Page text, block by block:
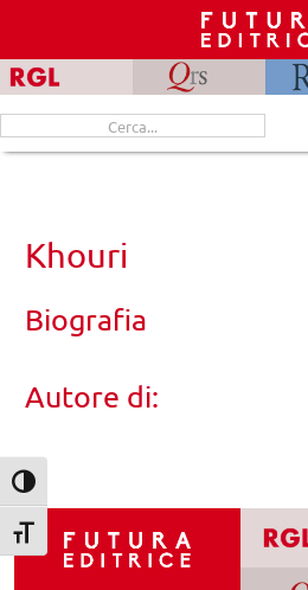
Attiva/disattiva alto contrasto
Attiva/disattiva dimensione testo
content
Cerca
per:
Khouri
Biografia
Autore di: